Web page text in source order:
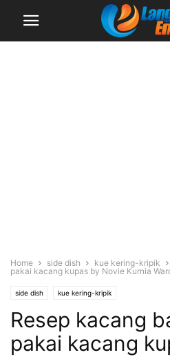
Home side dish kue kering-kripik
pakai kacang kupas by Novie Kurnia
side dish kue kering-kripik
Resep kacang
pakai kacang